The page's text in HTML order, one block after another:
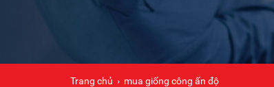
Trang chủ › mua giống công ấn độ